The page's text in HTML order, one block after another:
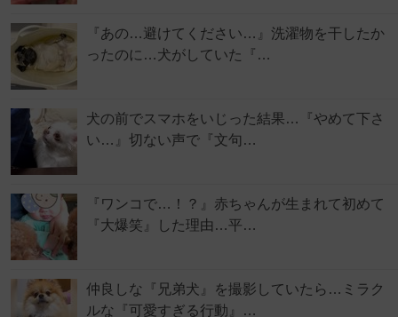
『あの…避けてください…』洗濯物を干したか
ったのに…犬がしていた『…
犬の前でスマホをいじった結果…『やめて下さ
い…』切ない声で『文句…
『ワンコで…！？』赤ちゃんが生まれて初めて
『大爆笑』した理由…平…
仲良しな『兄弟犬』を撮影していたら…ミラク
ルな『可愛すぎる行動』…